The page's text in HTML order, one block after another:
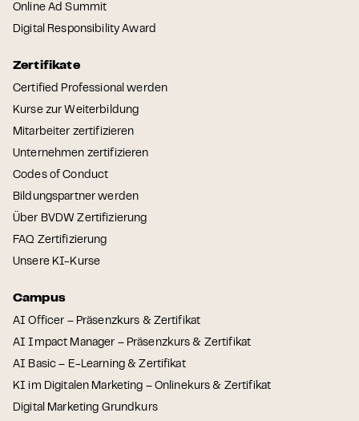
Online Ad Summit
Digital Responsibility Award
Zertifikate
Certified Professional werden
Kurse zur Weiterbildung
Mitarbeiter zertifizieren
Unternehmen zertifizieren
Codes of Conduct
Bildungspartner werden
Über BVDW Zertifizierung
FAQ Zertifizierung
Unsere KI-Kurse
Campus
AI Officer – Präsenzkurs & Zertifikat
AI Impact Manager – Präsenzkurs & Zertifikat
AI Basic – E-Learning & Zertifikat
KI im Digitalen Marketing – Onlinekurs & Zertifikat
Digital Marketing Grundkurs